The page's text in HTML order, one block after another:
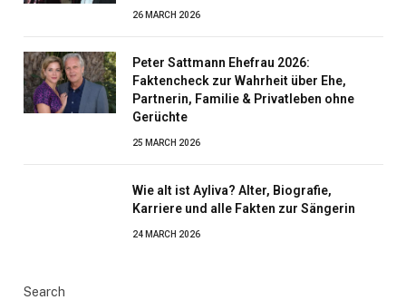
26 MARCH 2026
Peter Sattmann Ehefrau 2026:
Faktencheck zur Wahrheit über Ehe,
Partnerin, Familie & Privatleben ohne
Gerüchte
25 MARCH 2026
Wie alt ist Ayliva? Alter, Biografie,
Karriere und alle Fakten zur Sängerin
24 MARCH 2026
Search